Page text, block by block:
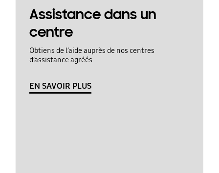
Assistance dans un
centre
Obtiens de l’aide auprès de nos centres
d’assistance agréés
EN SAVOIR PLUS